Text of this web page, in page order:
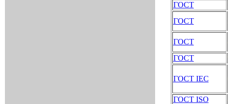
ГОСТ
ГОСТ
ГОСТ
ГОСТ
ГОСТ IEC
ГОСТ ISO